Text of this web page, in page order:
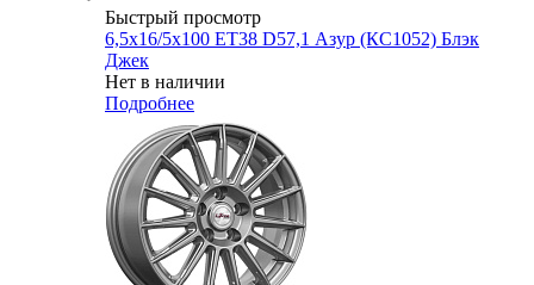
Быстрый просмотр
6,5x16/5x100 ET38 D57,1 Азур (КС1052) Блэк
Джек
Нет в наличии
Подробнее